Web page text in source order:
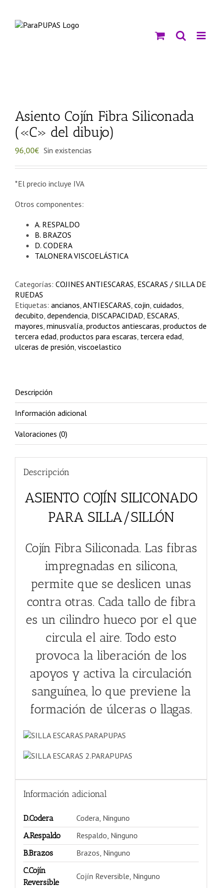
contenido
Asiento Cojín Fibra Siliconada
(«C» del dibujo)
96,00€ Sin existencias
*El precio incluye IVA
Otros componentes:
A. RESPALDO
B. BRAZOS
D. CODERA
TALONERA VISCOELÁSTICA
Categorías: COJINES ANTIESCARAS, ESCARAS / SILLA DE
RUEDAS
Etiquetas: ancianos,ANTIESCARAS, cojin, cuidados,
decubito, dependencia, DISCAPACIDAD, ESCARAS,
mayores, minusvalía, productos antiescaras, productos de
tercera edad, productos para escaras, tercera edad,
ulceras de presión, viscoelastico
Descripción
Información adicional
Valoraciones (0)
Descripción
ASIENTO COJÍN SILICONADO
PARA SILLA/SILLÓN
Cojín Fibra Siliconada. Las fibras
impregnadas en silicona,
permite que se deslicen unas
contra otras. Cada tallo de fibra
es un cilindro hueco por el que
circula el aire. Todo esto
provoca la liberación de los
apoyos y activa la circulación
sanguínea, lo que previene la
formación de úlceras o llagas.
Información adicional
D.Codera Codera, Ninguno
A.Respaldo Respaldo, Ninguno
B.Brazos Brazos, Ninguno
C.Cojín
Reversible
Cojín Reversible, Ninguno